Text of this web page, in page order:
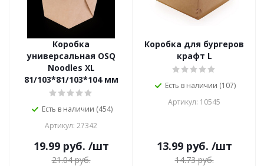
Коробка
универсальная OSQ
Noodles ХL
81/103*81/103*104 мм
Есть в наличии (454)
Артикул: 27342
19.99руб. /шт
21.04руб.
Коробка для бургеров
крафт L
Есть в наличии (107)
Артикул: 10545
13.99руб. /шт
14.73руб.